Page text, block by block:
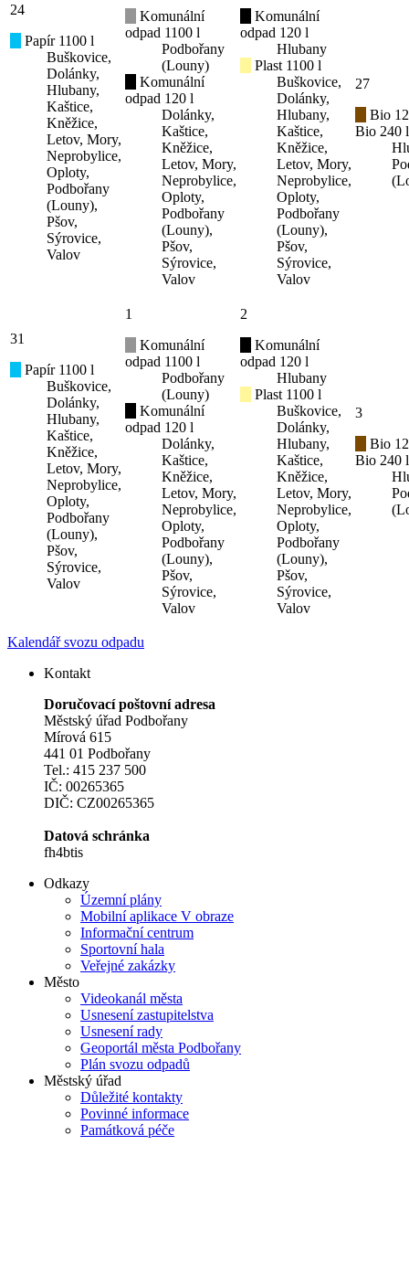
24
Papír 1100 l
Buškovice,
Dolánky,
Hlubany,
Kaštice,
Kněžice,
Letov, Mory,
Neprobylice,
Oploty,
Podbořany
(Louny),
Pšov,
Sýrovice,
Valov
Komunální
odpad 1100 l
Podbořany
(Louny)
Komunální
odpad 120 l
Dolánky,
Kaštice,
Kněžice,
Letov, Mory,
Neprobylice,
Oploty,
Podbořany
(Louny),
Pšov,
Sýrovice,
Valov
Komunální
odpad 120 l
Hlubany
Plast 1100 l
Buškovice,
Dolánky,
Hlubany,
Kaštice,
Kněžice,
Letov, Mory,
Neprobylice,
Oploty,
Podbořany
(Louny),
Pšov,
Sýrovice,
Valov
27
Bio
Bio 240 l
31
Papír 1100 l
Buškovice,
Dolánky,
Hlubany,
Kaštice,
Kněžice,
Letov, Mory,
Neprobylice,
Oploty,
Podbořany
(Louny),
Pšov,
Sýrovice,
Valov
1
Komunální
odpad 1100 l
Podbořany
(Louny)
Komunální
odpad 120 l
Dolánky,
Kaštice,
Kněžice,
Letov, Mory,
Neprobylice,
Oploty,
Podbořany
(Louny),
Pšov,
Sýrovice,
Valov
2
Komunální
odpad 120 l
Hlubany
Plast 1100 l
Buškovice,
Dolánky,
Hlubany,
Kaštice,
Kněžice,
Letov, Mory,
Neprobylice,
Oploty,
Podbořany
(Louny),
Pšov,
Sýrovice,
Valov
3
Bio
Bio 240 l
Kalendář svozu odpadu
Kontakt
Doručovací poštovní adresa
Městský úřad Podbořany
Mírová 615
441 01 Podbořany
Tel.: 415 237 500
IČ: 00265365
DIČ: CZ00265365
Datová schránka
fh4btis
Odkazy
Územní plány
Mobilní aplikace V obraze
Informační centrum
Sportovní hala
Veřejné zakázky
Město
Videokanál města
Usnesení zastupitelstva
Usnesení rady
Geoportál města Podbořany
Plán svozu odpadů
Městský úřad
Důležité kontakty
Povinné informace
Památková péče